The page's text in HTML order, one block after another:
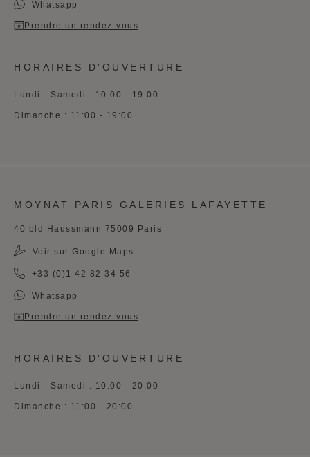
Whatsapp
Prendre un rendez-vous
HORAIRES D'OUVERTURE
Lundi - Samedi : 10:00 - 19:00
Dimanche : 11:00 - 19:00
MOYNAT PARIS GALERIES LAFAYETTE
40 bld Haussmann 75009 Paris
Voir sur Google Maps
+33 (0)1 42 82 34 56
Whatsapp
Prendre un rendez-vous
HORAIRES D'OUVERTURE
Lundi - Samedi : 10:00 - 20:00
Dimanche : 11:00 - 20:00